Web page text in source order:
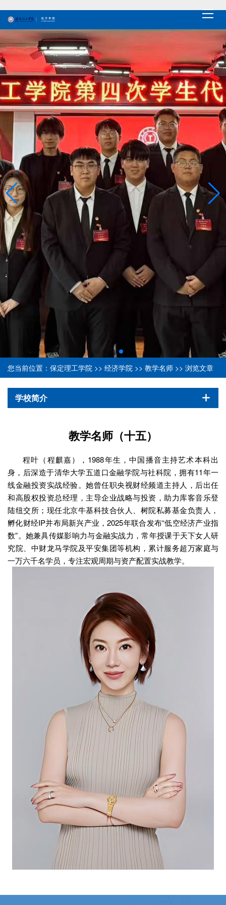
您当前位置： 保定理工学院 >> 经济学院 >> 教学名师 >> 浏览文章
学校简介
教学名师（十五）
程叶（程麒嘉），1988年生，中国播音主持艺术本科出
身，后深造于清华大学五道口金融学院与社科院，拥有11年一
线金融投资实战经验。她曾任职央视财经频道主持人，后出任
和高股权投资总经理，主导企业战略与投资，助力库客音乐登
陆纽交所；现任北京牛基科技合伙人、树院私募基金负责人，
孵化财经IP并布局新兴产业，2025年联合发布“低空经济产业指
数”。她兼具传媒影响力与金融实战力，常年授课于天下女人研
究院、中财龙马学院及平安集团等机构，累计服务超万家庭与
一万六千名学员，专注宏观周期与资产配置实战教学。